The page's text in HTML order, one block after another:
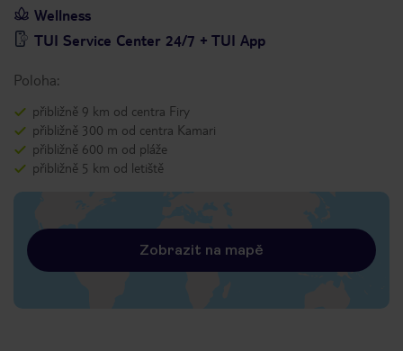
Wellness
TUI Service Center 24/7 + TUI App
Poloha:
přibližně 9 km od centra Firy
přibližně 300 m od centra Kamari
přibližně 600 m od pláže
přibližně 5 km od letiště
Zobrazit na mapě